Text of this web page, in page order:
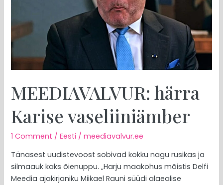
MEEDIAVALVUR: härra
Karise vaseliiniämber
1 Comment /Eesti /meediavalvur.ee
Tänasest uudistevoost sobivad kokku nagu rusikas ja
silmaauk kaks õienuppu. „Harju maakohus mõistis Delfi
Meedia ajakirjaniku Miikael Rauni süüdi alaealise